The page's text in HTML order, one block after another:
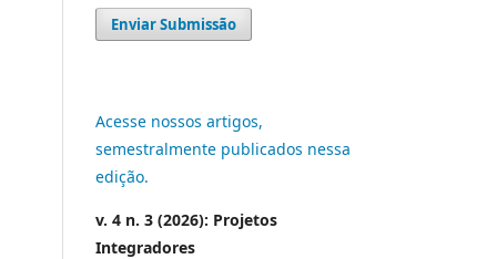
Enviar Submissão
Acesse nossos artigos,
semestralmente publicados nessa
edição.
v. 4 n. 3 (2026): Projetos
Integradores